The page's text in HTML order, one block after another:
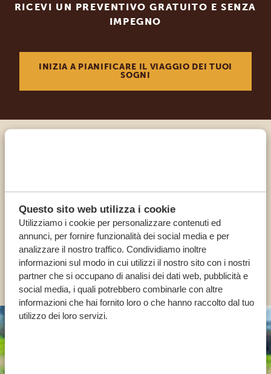
Questo sito web utilizza i cookie
Utilizziamo i cookie per personalizzare contenuti ed
annunci, per fornire funzionalità dei social media e per
analizzare il nostro traffico. Condividiamo inoltre
informazioni sul modo in cui utilizzi il nostro sito con i nostri
partner che si occupano di analisi dei dati web, pubblicità e
social media, i quali potrebbero combinarle con altre
informazioni che hai fornito loro o che hanno raccolto dal tuo
utilizzo dei loro servizi.
RICEVI UN PREVENTIVO GRATUITO E SENZA
IMPEGNO
INIZIA A PIANIFICARE IL VIAGGIO DEI TUOI
SOGNI
IT:+39 0694806854
ALTRI PAESI